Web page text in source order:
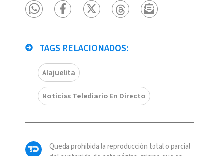
TAGS RELACIONADOS:
Alajuelita
Noticias Telediario En Directo
Queda prohibida la reproducción total o parcial